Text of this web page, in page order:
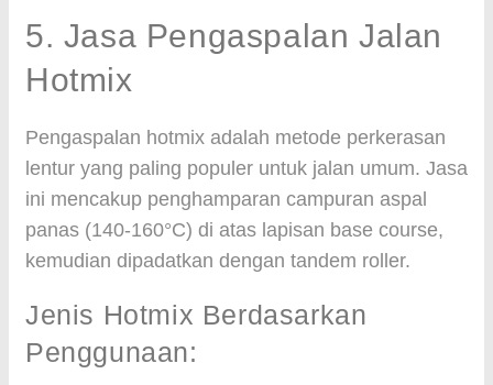
5. Jasa Pengaspalan Jalan
Hotmix
Pengaspalan hotmix adalah metode perkerasan
lentur yang paling populer untuk jalan umum. Jasa
ini mencakup penghamparan campuran aspal
panas (140-160°C) di atas lapisan base course,
kemudian dipadatkan dengan tandem roller.
Jenis Hotmix Berdasarkan
Penggunaan: